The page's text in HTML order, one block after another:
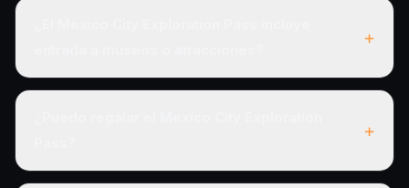
+
+